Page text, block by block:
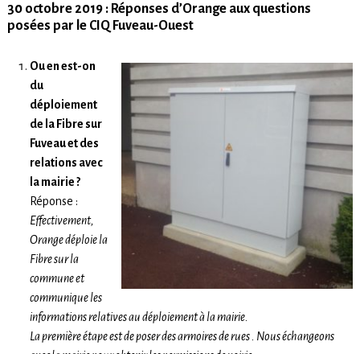
30 octobre 2019 : Réponses d’Orange aux questions
posées par le CIQ Fuveau-Ouest
Ou en est-on
du
déploiement
de la Fibre sur
Fuveau et des
relations avec
la mairie ?
Réponse :
Effectivement,
Orange déploie la
Fibre sur la
commune et
communique les
informations relatives au déploiement à la mairie.
La première étape est de poser des armoires de rues . Nous échangeons